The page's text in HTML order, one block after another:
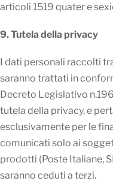
articoli 1519 quater e
9. Tutela della privacy
I dati personali raccolti
saranno trattati in
Decreto Legislativo
tutela della privacy, e
esclusivamente per le
comunicati solo ai
prodotti (Poste Italiane,
saranno ceduti a terzi.